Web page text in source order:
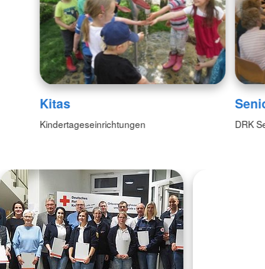
Kitas
Kindertageseinrichtungen DRK